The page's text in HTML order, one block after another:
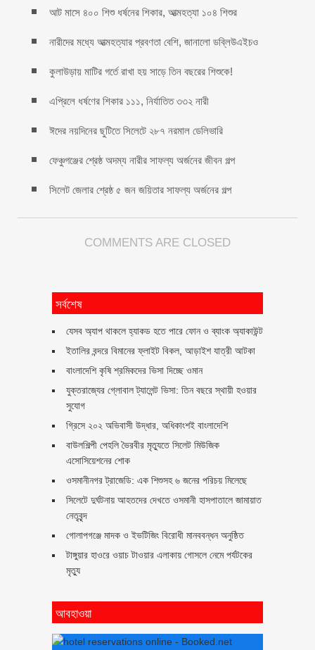
আট মাসে ৪০০ শিশু ধর্ষনের শিকার, আত্মহত্যা ১০৪ শিশুর
নারীদের মধ্যে আত্মহত্যার প্রবণতা বেশি, জানালো ডব্লিউএইচও
কুলাউড়ায় মাটির গর্তে রাখা হয় সাড়ে তিন বছরের শিশুকে!
এপ্রিলে ধর্ষণের শিকার ১১১, নির্যাতিত ৩৩২ নারী
ঈদের নয়দিনের ছুটিতে সিলেটে ২৮৭ নরমাল ডেলিভারি
ফেঞ্চুগঞ্জের শ্রেষ্ঠ অদম্য নারীর সাফল্য অর্জনের জীবন গল্প
সিলেট জেলার শ্রেষ্ঠ ৫ জন জয়িতার সাফল্য অর্জনের গল্প
COMMENTS ARE CLOSED
সর্বশেষ
যেসব অ্যাপ থাকলে হ্যাকড হতে পারে ফোন ও ব্যাংক অ্যাকাউন্ট
ইতালির বন্দরে বিমানের ফ্লাইট বিকল, আড়াইশ যাত্রী আটকা
বাংলাদেশি কৃষি শ্রমিকদের ভিসা দিচ্ছে ওমান
যুক্তরাজ্যের গ্লোবাল ট্যালেন্ট ভিসা: তিন বছরে স্থায়ী হওয়ার
সুযোগ
গ্রিসে ২০২ অভিবাসী উদ্ধার, অধিকাংশই বাংলাদেশি
বাউলশিল্পী পেহলি ভৈরবীর মৃত্যুতে সিলেট মিউজিক
এসোসিয়েশনের শোক
ওসমানীনগর ট্রাজেডি: এক শিশুসহ ৬ জনের পরিচয় মিলেছে
সিলেটে দুর্ঘটনায় আহতদের দেখতে ওসমানী হাসপাতালে জামায়াত
নেতৃবৃন্দ
গোলাপগঞ্জে মাদক ও ইভটিজিং বিরোধী মানববন্ধন অনুষ্ঠিত
টাঙ্গুয়ার হাওরে ওয়াচ টাওয়ার এলাকায় গোসলে নেমে পর্যটকের
মৃত্যু
আবহাওয়া